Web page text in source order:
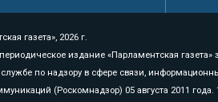
газета», 2026 г.
издание «Парламентская газета»
по надзору в сфере связи,
(Роскомнадзор) 05 августа 2011 года.